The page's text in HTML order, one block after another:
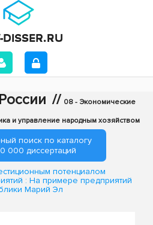
// 08 - Экономические
и управление народным хозяйством
поиск по каталогу
000 диссертаций
потенциалом
: На примере предприятий
Марий Эл